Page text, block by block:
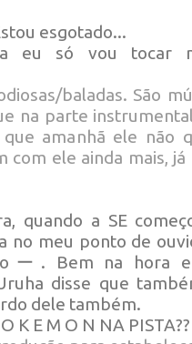
esgotado...
eu só vou tocar
baladas. São
na parte
amanhã ele não
com ele ainda mais,
quando a SE
no meu ponto de
ー. Bem na hora
disse que
dele também.
K E M O N NA PISTA??